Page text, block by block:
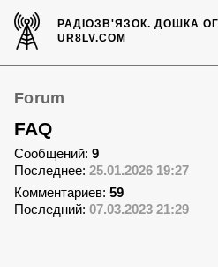
РАДІОЗВ'ЯЗОК.ДОШКА
UR8LV.COM
Forum
FAQ
Сообщений: 9
Последнее: 25.01.2026 19:27
Комментариев: 59
Последний: 07.03.2023 21:29